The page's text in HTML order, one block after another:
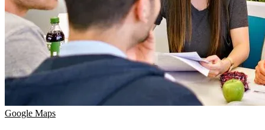
Google Maps